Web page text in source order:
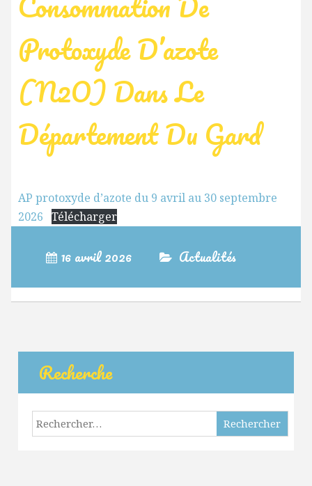
Protoxyde D’azote
(N2O) Dans Le
Département Du Gard
AP protoxyde d’azote du 9 avril au 30 septembre
2026 Télécharger
16 avril 2026 Actualités
Recherche
Rechercher :